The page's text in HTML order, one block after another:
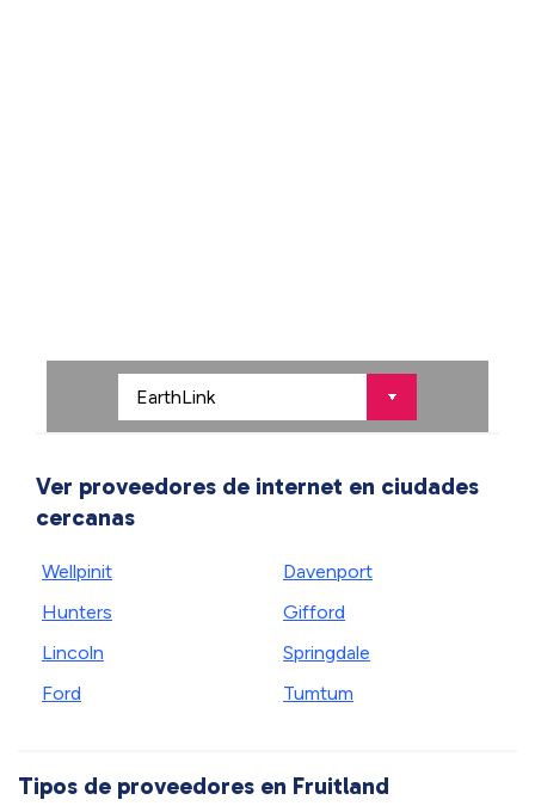
Ver proveedores de internet en ciudades
cercanas
Wellpinit
Hunters
Lincoln
Ford
Davenport
Gifford
Springdale
Tumtum
Tipos de proveedores en Fruitland